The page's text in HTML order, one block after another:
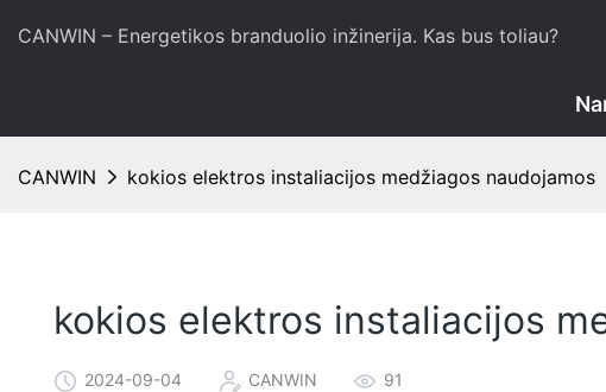
CANWIN – Energetikos branduolio inžinerija. Kas bus toliau?
CANWIN kokios elektros instaliacijos medžiagos naudojamos
kokios elektros instaliacijos
2024-09-04 CANWIN 91